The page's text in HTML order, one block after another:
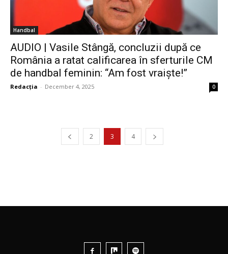
Handbal
AUDIO | Vasile Stângă, concluzii după ce
România a ratat calificarea în sferturile CM
de handbal feminin: “Am fost vraiște!”
Redacția - December 4, 2025 0
2 3 4